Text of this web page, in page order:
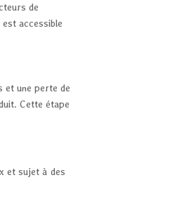
de
accessible
et une perte de
Cette étape
et sujet à des